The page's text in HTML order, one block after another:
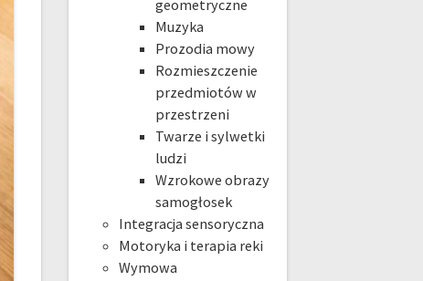
geometryczne
Muzyka
Prozodia mowy
Rozmieszczenie
przedmiotów w
przestrzeni
Twarze i sylwetki
ludzi
Wzrokowe obrazy
samogłosek
Integracja sensoryczna
Motoryka i terapia reki
Wymowa